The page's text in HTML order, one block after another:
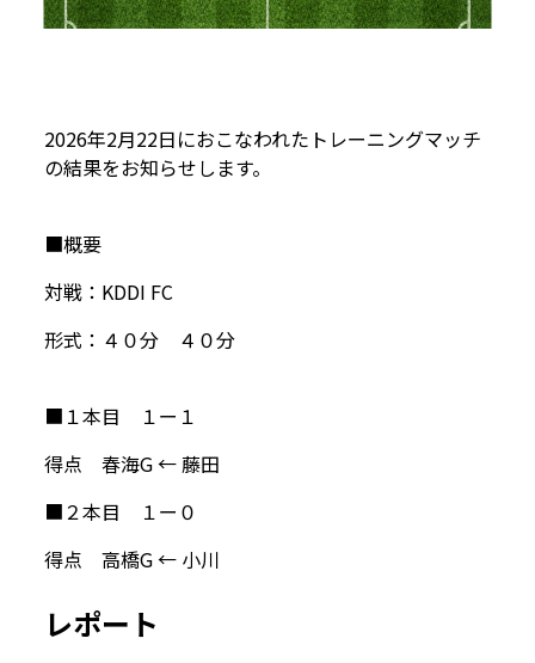
2026年2月22日におこなわれたトレーニングマッチ
の結果をお知らせします。
■概要
対戦：KDDI FC
形式：４０分 ４０分
■１本目 １ー１
得点 春海G ← 藤田
■２本目 １ー０
得点 高橋G ← 小川
レポート